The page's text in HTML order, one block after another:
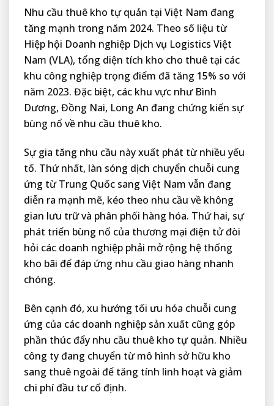
Nhu cầu thuê kho tự quản tại Việt Nam đang
tăng mạnh trong năm 2024. Theo số liệu từ
Hiệp hội Doanh nghiệp Dịch vụ Logistics Việt
Nam (VLA), tổng diện tích kho cho thuê tại các
khu công nghiệp trọng điểm đã tăng 15% so với
năm 2023. Đặc biệt, các khu vực như Bình
Dương, Đồng Nai, Long An đang chứng kiến sự
bùng nổ về nhu cầu thuê kho.
Sự gia tăng nhu cầu này xuất phát từ nhiều yếu
tố. Thứ nhất, làn sóng dịch chuyển chuỗi cung
ứng từ Trung Quốc sang Việt Nam vẫn đang
diễn ra mạnh mẽ, kéo theo nhu cầu về không
gian lưu trữ và phân phối hàng hóa. Thứ hai, sự
phát triển bùng nổ của thương mại điện tử đòi
hỏi các doanh nghiệp phải mở rộng hệ thống
kho bãi để đáp ứng nhu cầu giao hàng nhanh
chóng.
Bên cạnh đó, xu hướng tối ưu hóa chuỗi cung
ứng của các doanh nghiệp sản xuất cũng góp
phần thúc đẩy nhu cầu thuê kho tự quản. Nhiều
công ty đang chuyển từ mô hình sở hữu kho
sang thuê ngoài để tăng tính linh hoạt và giảm
chi phí đầu tư cố định.